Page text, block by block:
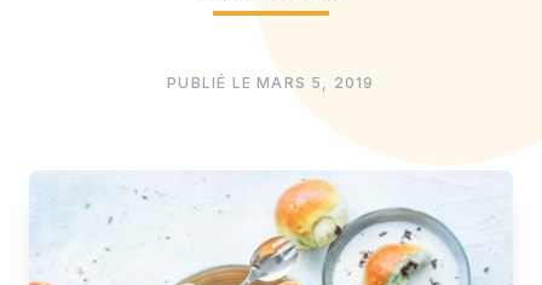
PUBLIÉ LEMARS 5, 2019